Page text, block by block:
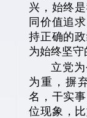
兴，始终
同价值追
持正确的
为始终坚守
立党
为重，摒
名，干实
位现象，